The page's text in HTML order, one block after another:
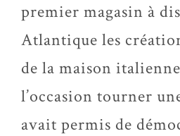
premier magasin à
Atlantique les
de la maison
l’occasion tourner
avait permis de